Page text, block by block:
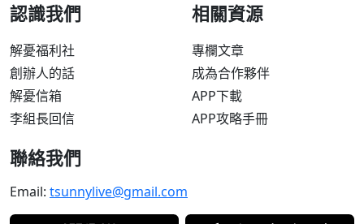
認識我們
解憂福利社
創辦人的話
解憂信箱
李組長回信
相關資源
專欄文章
成為合作夥伴
APP下載
APP攻略手冊
聯絡我們
Email: tsunnylive@gmail.com